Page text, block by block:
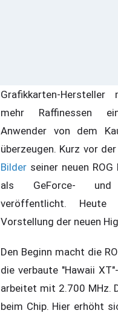
Grafikkarten-
mehr Raffinessen
Anwender von dem
überzeugen. Kurz vor
Bilder seiner neuen
als GeForce- und
veröffentlicht.
Vorstellung der neuen
Den Beginn macht die
die verbaute "Hawaii
arbeitet mit 2.700 MHz.
beim Chip. Hier erhöht